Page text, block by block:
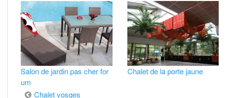
Salon de jardin pas cher for
um
Chalet de la porte jaune
Chalet vosges